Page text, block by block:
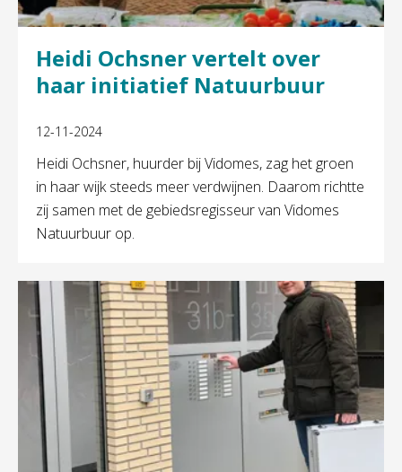
Heidi Ochsner vertelt over
haar initiatief Natuurbuur
12-11-2024
Heidi Ochsner, huurder bij Vidomes, zag het groen
in haar wijk steeds meer verdwijnen. Daarom richtte
zij samen met de gebiedsregisseur van Vidomes
Natuurbuur op.